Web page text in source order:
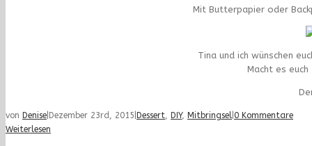
Mit Butterpapier oder
Tina und ich wünschen
Macht es
von Denise Dezember 23rd, 2015 Dessert DIY, Mitbringsel 0 Kommentare
Weiterlesen